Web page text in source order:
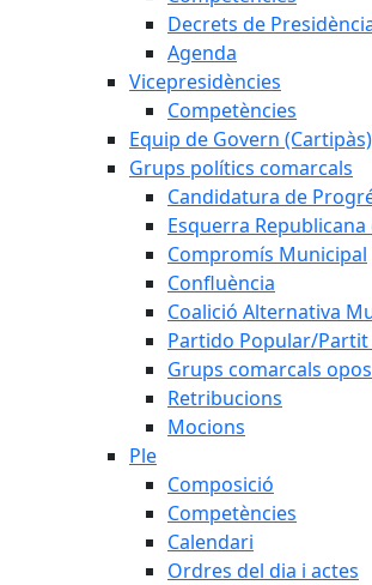
Decrets de
Agenda
Vicepresidències
Competències
Equip de Govern (Cartipàs)
Grups polítics comarcals
Candidatura de
Esquerra
Compromís Municipal
Confluència
Coalició Alternativa
Partido Popular/
Grups comarcals
Retribucions
Mocions
Ple
Composició
Competències
Calendari
Ordres del dia i actes